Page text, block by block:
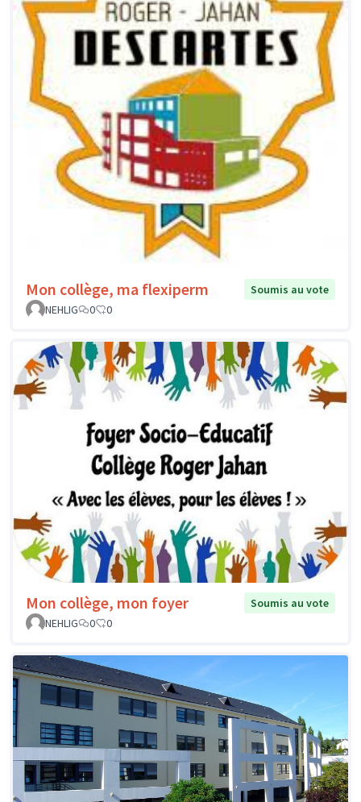
Mon collège, ma flexiperm
Soumis au vote
NEHLIG
0 0
Mon collège, mon foyer
Soumis au vote
NEHLIG
0 0